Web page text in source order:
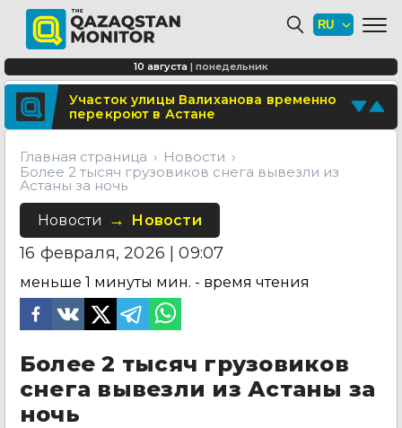
Поделитесь новостью
Отправьте свои новости и события
10 августа | понедельник
Минтранспорта утвердило новые
расценки для проезда по БАКАД
СОР и СОЧ планируют отменить для
учеников начальных классов в
Казахстане
Участок улицы Валиханова временно
перекроют в Астане
Главная страница
Новости
Более 2 тысяч грузовиков снега вывезли из
Астаны за ночь
Новости Новости
16 февраля, 2026 | 09:07
меньше 1 минуты мин. - время чтения
Более 2 тысяч грузовиков
снега вывезли из Астаны за
ночь